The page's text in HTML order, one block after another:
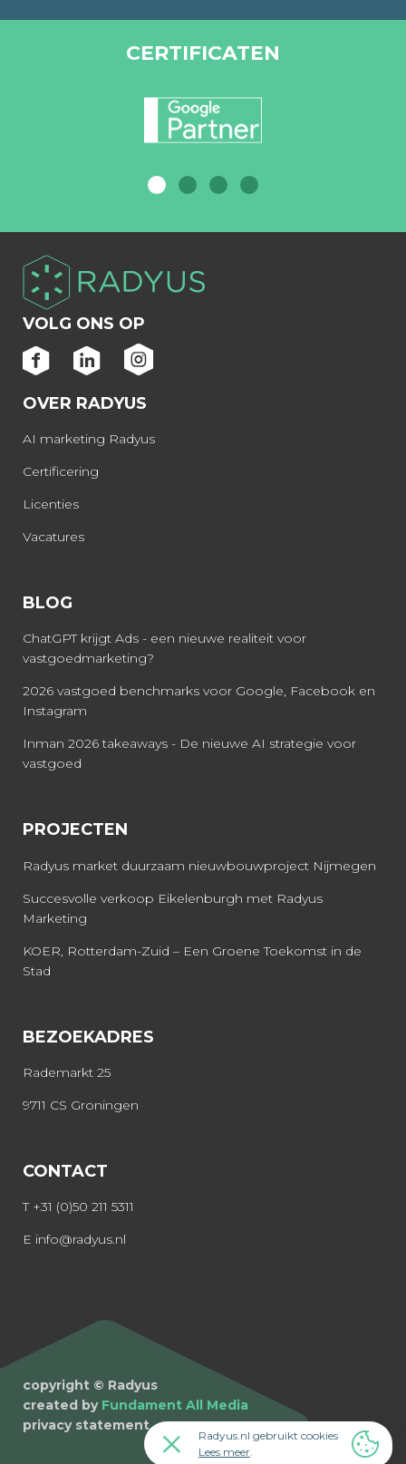
CERTIFICATEN
VOLG ONS OP
OVER RADYUS
AI marketing Radyus
Certificering
Licenties
Vacatures
BLOG
ChatGPT krijgt Ads - een nieuwe realiteit voor
vastgoedmarketing?
2026 vastgoed benchmarks voor Google, Facebook en
Instagram
Inman 2026 takeaways - De nieuwe AI strategie voor
vastgoed
PROJECTEN
Radyus market duurzaam nieuwbouwproject Nijmegen
Succesvolle verkoop Eikelenburgh met Radyus
Marketing
KOER, Rotterdam-Zuid – Een Groene Toekomst in de
Stad
BEZOEKADRES
Rademarkt 25
9711 CS Groningen
CONTACT
T +31 (0)50 211 5311
E info@radyus.nl
copyright © Radyus
created by Fundament All Media
privacy statement
Radyus.nl gebruikt cookies
Lees meer.